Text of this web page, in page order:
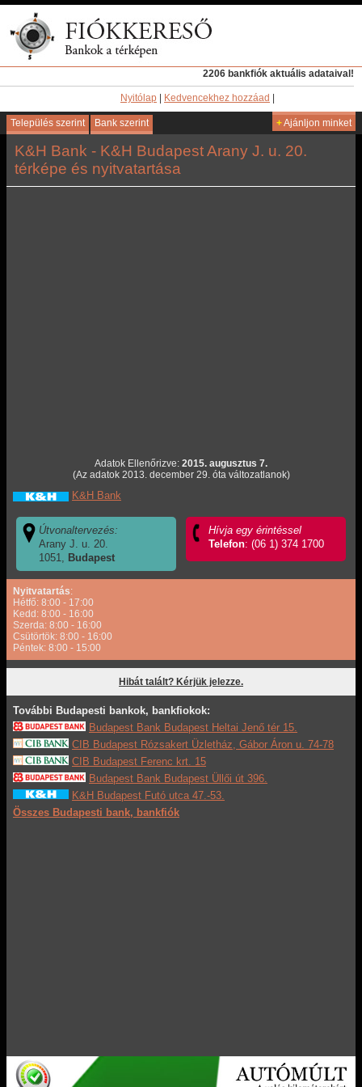
2206 bankfiók aktuális adataival!
Nyitólap Kedvencekhez hozzáad
Település szerint Bank szerint +Ajánljon minket
K&H Bank - K&H Budapest Arany J. u. 20.
térképe és nyitvatartása
Adatok Ellenőrizve: 2015. augusztus 7.
(Az adatok 2013. december 29. óta változatlanok)
K&H Bank
Útvonaltervezés:
Arany J. u. 20.
1051, Budapest
Hívja egy érintéssel
Telefon: (06 1) 374 1700
Nyitvatartás:
Hétfő: 8:00 - 17:00
Kedd: 8:00 - 16:00
Szerda: 8:00 - 16:00
Csütörtök: 8:00 - 16:00
Péntek: 8:00 - 15:00
Hibát talált? Kérjük jelezze.
További Budapesti bankok, bankfiokok:
Budapest Bank Budapest Heltai Jenő tér 15.
CIB Budapest Rózsakert Üzletház, Gábor Áron u. 74-78
CIB Budapest Ferenc krt. 15
Budapest Bank Budapest Üllői út 396.
K&H Budapest Futó utca 47.-53.
Összes Budapesti bank, bankfiók